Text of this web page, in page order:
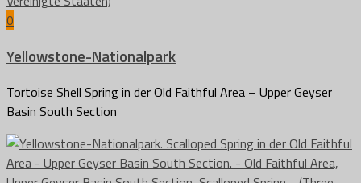
0
Yellowstone-Nationalpark
Tortoise Shell Spring in der Old Faithful Area – Upper Geyser
Basin South Section